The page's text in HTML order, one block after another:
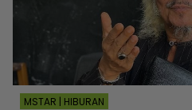
MSTAR | HIBURAN